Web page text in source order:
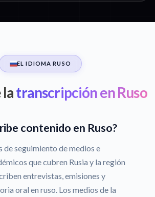
EL IDIOMA RUSO
transcripción en Ruso
contenido en Ruso?
de seguimiento de medios e
que cubren Rusia y la región
entrevistas, emisiones y
oral en ruso. Los medios de la